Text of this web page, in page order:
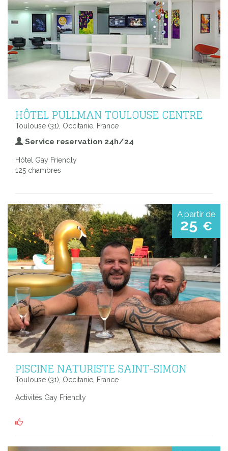
HÔTEL PULLMAN TOULOUSE CENTRE
Toulouse (31), Occitanie, France
Service reservation 24h/24
Hôtel Gay Friendly
125 chambres
A partir de
25 €
PISCINE NATURISTE SAINT-SIMON
Toulouse (31), Occitanie, France
Activités Gay Friendly